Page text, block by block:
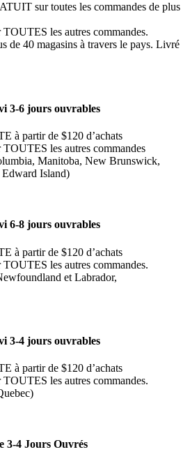
sur toutes les commandes de plus
les autres commandes.
de 40 magasins à travers le pays. Livré
3-6 jours ouvrables
à partir de $120 d’achats
les autres commandes
Manitoba, New Brunswick,
Island)
6-8 jours ouvrables
à partir de $120 d’achats
les autres commandes.
et Labrador,
3-4 jours ouvrables
à partir de $120 d’achats
les autres commandes.
3-4 Jours Ouvrés